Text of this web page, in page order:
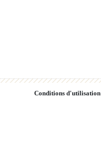
Conditions d'utilisation